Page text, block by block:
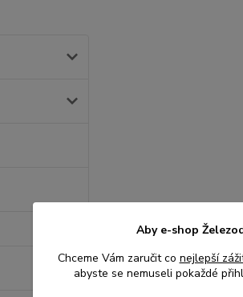
Aby e-shop
Chceme Vám zaručit co nejlepší
abyste se nemuseli pokaždé